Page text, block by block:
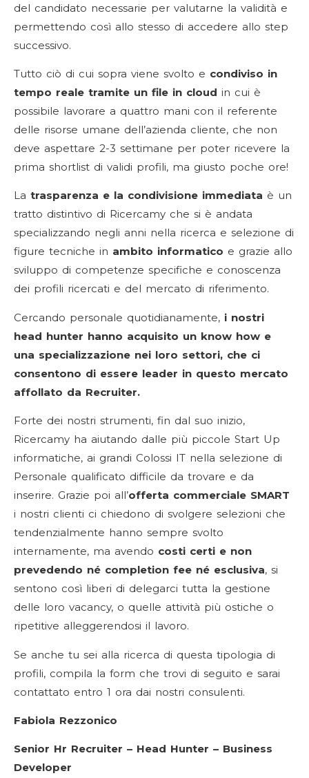
del candidato necessarie per valutarne la validità e
permettendo così allo stesso di accedere allo step
successivo.
Tutto ciò di cui sopra viene svolto e condiviso in
tempo reale tramite un file in cloud in cui è
possibile lavorare a quattro mani con il referente
delle risorse umane dell’azienda cliente, che non
deve aspettare 2-3 settimane per poter ricevere la
prima shortlist di validi profili, ma giusto poche ore!
La trasparenza e la condivisione immediata è un
tratto distintivo di Ricercamy che si è andata
specializzando negli anni nella ricerca e selezione di
figure tecniche in ambito informatico e grazie allo
sviluppo di competenze specifiche e conoscenza
dei profili ricercati e del mercato di riferimento.
Cercando personale quotidianamente, i nostri
head hunter hanno acquisito un know how e
una specializzazione nei loro settori, che ci
consentono di essere leader in questo mercato
affollato da Recruiter.
Forte dei nostri strumenti, fin dal suo inizio,
Ricercamy ha aiutando dalle più piccole Start Up
informatiche, ai grandi Colossi IT nella selezione di
Personale qualificato difficile da trovare e da
inserire. Grazie poi all’offerta commerciale SMART
i nostri clienti ci chiedono di svolgere selezioni che
tendenzialmente hanno sempre svolto
internamente, ma avendo costi certi e non
prevedendo né completion fee né esclusiva, si
sentono così liberi di delegarci tutta la gestione
delle loro vacancy, o quelle attività più ostiche o
ripetitive alleggerendosi il lavoro.
Se anche tu sei alla ricerca di questa tipologia di
profili, compila la form che trovi di seguito e sarai
contattato entro 1 ora dai nostri consulenti.
Fabiola Rezzonico
Senior Hr Recruiter – Head Hunter – Business
Developer